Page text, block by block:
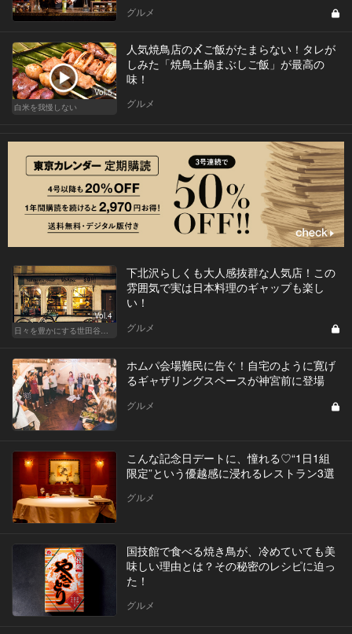
グルメ
Vol.5
白米を我慢しない
人気焼鳥店の〆ご飯がたまらない！タレが
しみた「焼鳥土鍋まぶしご飯」が最高の
味！
グルメ
Vol.4
日々を豊かにする世田谷の話題店
下北沢らしくも大人感抜群な人気店！この
雰囲気で実は日本料理のギャップも楽し
い！
グルメ
ホムパ会場難民に告ぐ！自宅のように寛げ
るギャザリングスペースが神宮前に登場
グルメ
こんな記念日デートに、憧れる♡“1日1組
限定”という優越感に浸れるレストラン3選
グルメ
国技館で食べる焼き鳥が、冷めていても美
味しい理由とは？その秘密のレシピに迫っ
た！
グルメ